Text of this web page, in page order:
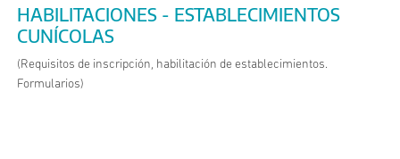
HABILITACIONES - ESTABLECIMIENTOS
CUNÍCOLAS
(Requisitos de inscripción, habilitación de establecimientos.
Formularios)